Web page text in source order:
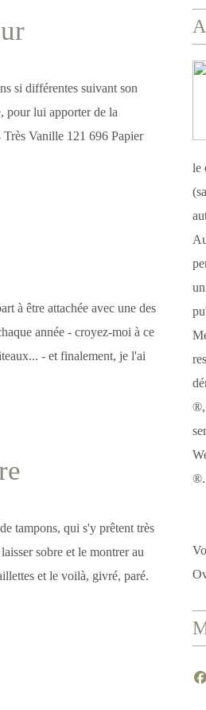
si différentes suivant son
pour lui apporter de la
Vanille 121 696 Papier
à être attachée avec une des
année - croyez-moi à ce
- et finalement, je l'ai
tampons, qui s'y prêtent très
sobre et le montrer au
et le voilà, givré, paré.
le
®,
®.